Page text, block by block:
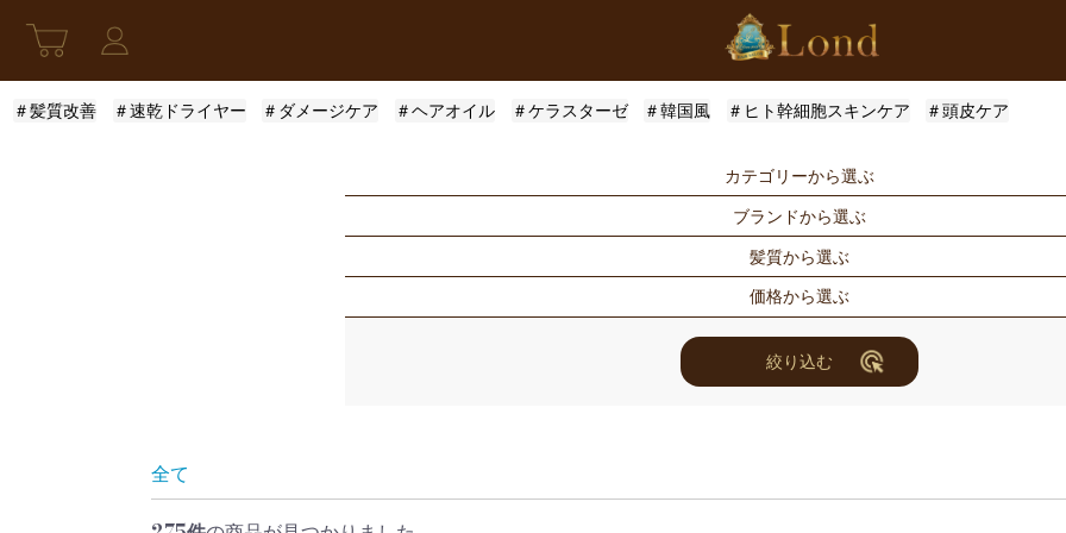
＃髪質改善 ＃速乾ドライヤー ＃ダメージケア ＃ヘアオイル ＃ケラスターゼ ＃韓国風 ＃ヒト幹細胞スキンケア ＃頭皮ケア
カテゴリーから選ぶ
新発売 シャンプー
トリートメ
アウトバストリートメント
ドライヤー・ヘアアイロン
スタイリング
スキンケア
for Men
メンズスタ
ヘアアレンジ
セット商品
ブランドから選ぶ
指定なし Londオリジナル
ケラスターゼ
モロッカンオイル
ルベル
アリミノ
ナンバースリー
髪質から選ぶ
ふんわり ハリ・コシ
ウェット
ツヤ
価格から選ぶ
〜3000円 絞り込む
全て